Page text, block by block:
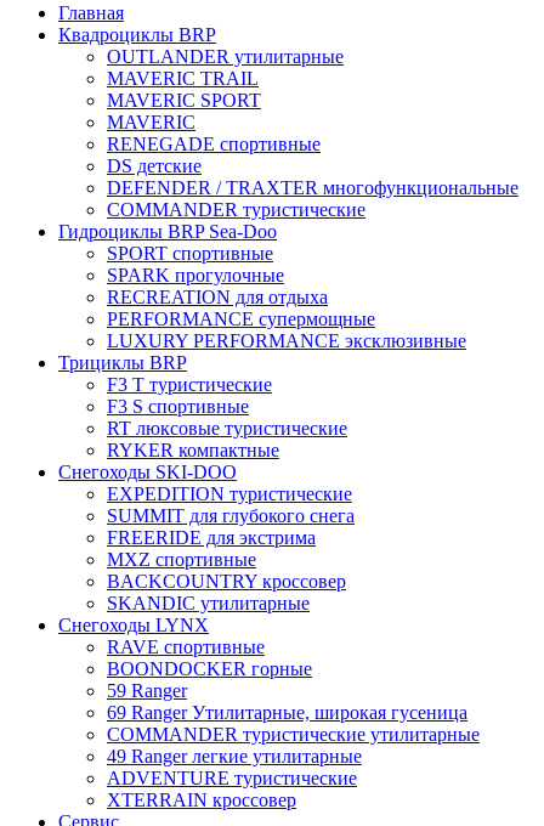
Главная
Квадроциклы BRP
OUTLANDER утилитарные
MAVERIC TRAIL
MAVERIC SPORT
MAVERIC
RENEGADE спортивные
DS детские
DEFENDER / TRAXTER многофункциональные
COMMANDER туристические
Гидроциклы BRP Sea-Doo
SPORT спортивные
SPARK прогулочные
RECREATION для отдыха
PERFORMANCE супермощные
LUXURY PERFORMANCE эксклюзивные
Трициклы BRP
F3 T туристические
F3 S спортивные
RT люксовые туристические
RYKER компактные
Снегоходы SKI-DOO
EXPEDITION туристические
SUMMIT для глубокого снега
FREERIDE для экстрима
MXZ cпортивные
BACKCOUNTRY кроссовер
SKANDIC утилитарные
Снегоходы LYNX
RAVE спортивные
BOONDOCKER горные
59 Ranger
69 Ranger Утилитарные, широкая гусеница
COMMANDER туристические утилитарные
49 Ranger легкие утилитарные
ADVENTURE туристические
XTERRAIN кроссовер
Сервис